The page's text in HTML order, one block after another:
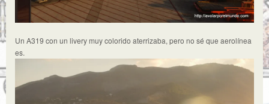
Un A319 con un livery muy colorido aterrizaba, pero no sé que aerolínea
es.